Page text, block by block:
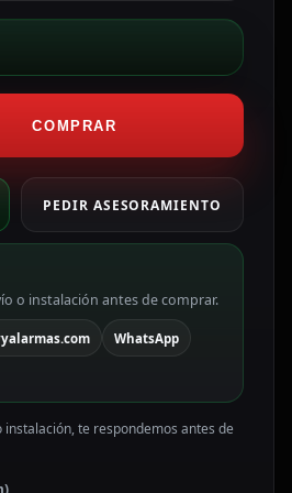
COMPRAR
PEDIR ASESORAMIENTO
o instalación antes de comprar.
WhatsApp
te respondemos antes de